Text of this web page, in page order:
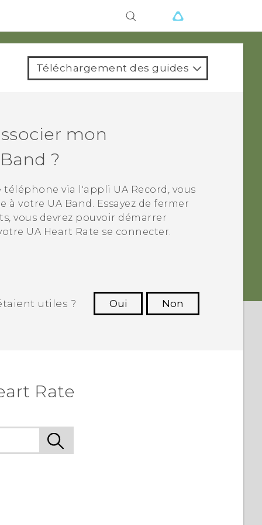
Téléchargement des guides
mon
?
téléphone via l'appli UA Record , vous
à votre UA Band . Essayez de fermer
vous devrez pouvoir démarrer
UA Heart Rate se connecter.
utiles ? Oui
Non
Rate